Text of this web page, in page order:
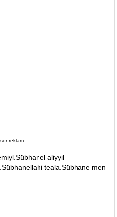
reklam
aliyyil
teala.Sübhane men